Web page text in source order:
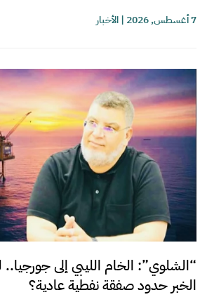
7 أغسطس, 2026 |الأخبار
“الشلوي”: الخام الليبي إلى جورجيا..
الخبر حدود صفقة نفطية عادية؟